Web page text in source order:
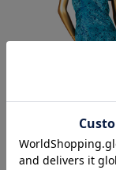
￥26,950